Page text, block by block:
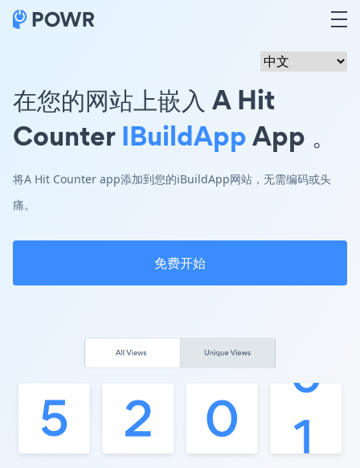
在您的网站上嵌入 A Hit
CounterIBuildAppApp 。
将A Hit Counter app添加到您的iBuildApp网站，无需编码或头
痛。
免费开始